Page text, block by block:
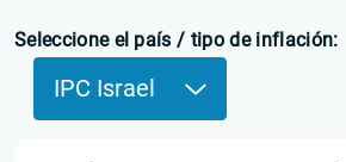
Seleccione el país / tipo de inflación:
IPC Israel